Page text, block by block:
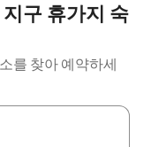
구 휴가지 숙
를 찾아 예약하세
거나 터치 또는 스와이